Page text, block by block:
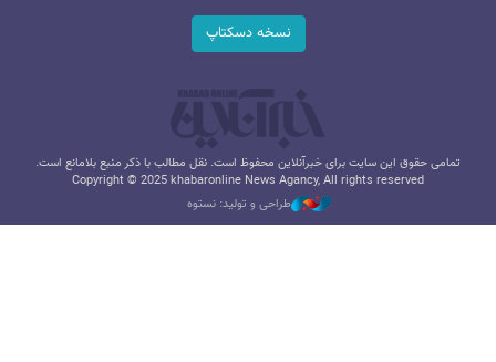
نسخه دسکتاپ
تمامی حقوق این سایت برای خبرآنلاین محفوظ است. نقل مطالب با ذکر منبع بلامانع است.
Copyright © 2025 khabaronline News Agancy, All rights reserved
طراحی و تولید: نستوه